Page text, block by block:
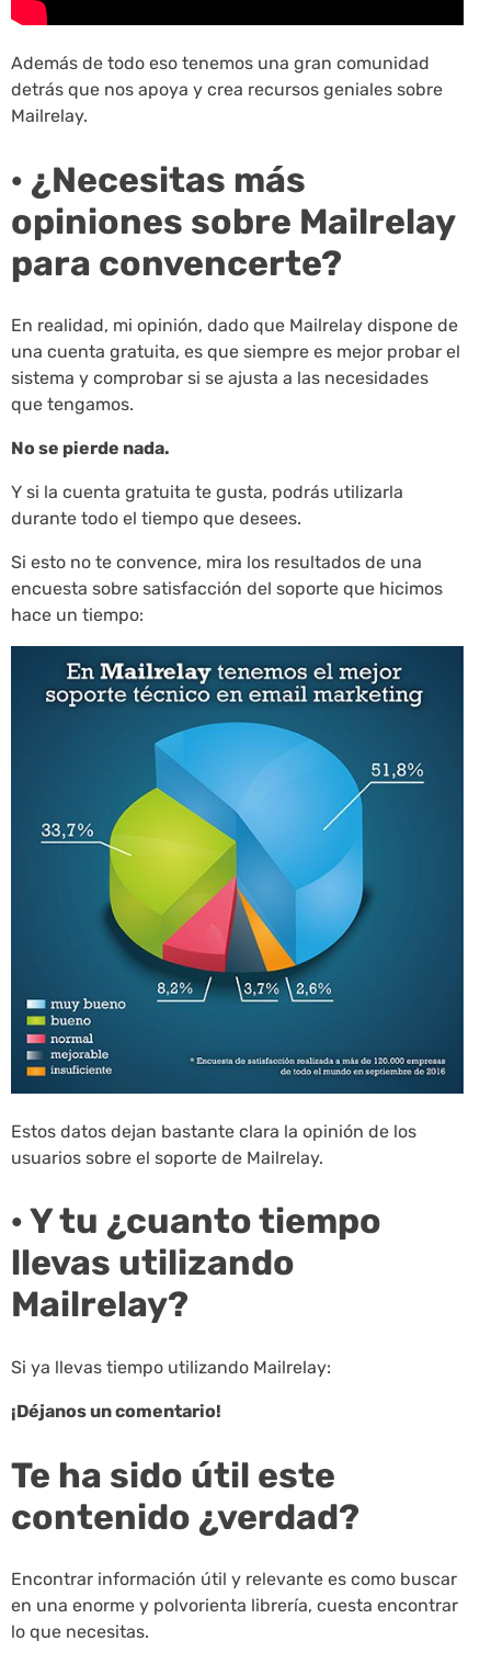
Además de todo eso tenemos una gran comunidad
detrás que nos apoya y crea recursos geniales sobre
Mailrelay.
· ¿Necesitas más
opiniones sobre Mailrelay
para convencerte?
En realidad, mi opinión, dado que Mailrelay dispone de
una cuenta gratuita, es que siempre es mejor probar el
sistema y comprobar si se ajusta a las necesidades
que tengamos.
No se pierde nada.
Y si la cuenta gratuita te gusta, podrás utilizarla
durante todo el tiempo que desees.
Si esto no te convence, mira los resultados de una
encuesta sobre satisfacción del soporte que hicimos
hace un tiempo:
Estos datos dejan bastante clara la opinión de los
usuarios sobre el soporte de Mailrelay.
· Y tu ¿cuanto tiempo
llevas utilizando
Mailrelay?
Si ya llevas tiempo utilizando Mailrelay:
¡Déjanos un comentario!
Te ha sido útil este
contenido ¿verdad?
Encontrar información útil y relevante es como buscar
en una enorme y polvorienta librería, cuesta encontrar
lo que necesitas.